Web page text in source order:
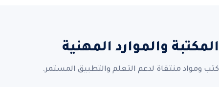
المكتبة والموارد المهنية
كتب ومواد منتقاة لدعم التعلم والتطبيق المستمر.